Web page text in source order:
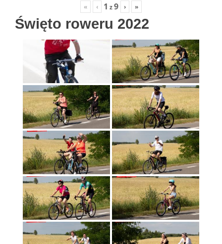
« ‹ 1 z9 › »
Święto roweru 2022